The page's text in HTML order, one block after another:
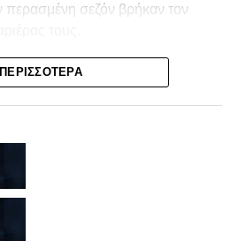
περασμένη σεζόν βρήκαν τον
Τρούμπουλο και τον Χρυσόστομο
μαζί την ποδοσφαιρική
η περίπτωση του
οποίος βρέθηκε στο στόχαστρο
καλοκαίρι. Ανάμεσα στους
έντονα για την απόκτησή
ΠΕΡΙΣΣΌΤΕΡΑ